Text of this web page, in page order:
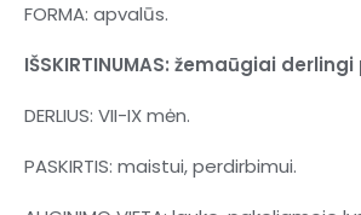
FORMA: apvalūs.
IŠSKIRTINUMAS: žemaūgiai
DERLIUS: VII-IX mėn.
PASKIRTIS: maistui, perdirbimui.